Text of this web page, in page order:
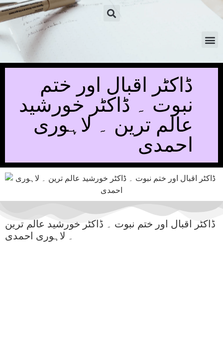
ڈاکٹر اقبال اور ختم
نبوت ۔ ڈاکٹر خورشید
عالم ترین ۔ لاہوری
احمدی
ڈاکٹر اقبال اور ختم نبوت ۔ ڈاکٹر خورشید عالم ترین
۔ لاہوری احمدی